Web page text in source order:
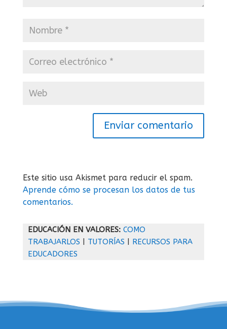
Enviar comentario
Este sitio usa Akismet para reducir el spam.
Aprende cómo se procesan los datos de tus
comentarios.
EDUCACIÓN EN VALORES: COMO
TRABAJARLOS
TUTORÍAS
RECURSOS PARA
EDUCADORES